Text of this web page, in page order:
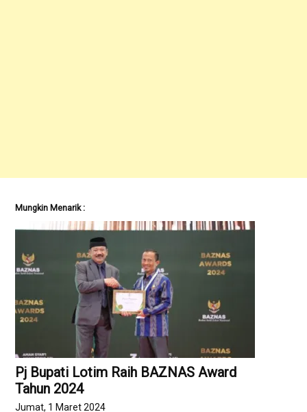
Mungkin Menarik :
Pj Bupati Lotim Raih BAZNAS Award
Tahun 2024
Jumat, 1 Maret 2024